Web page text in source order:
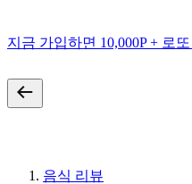
지금 가입하면 10,000P + 로
음식 리뷰